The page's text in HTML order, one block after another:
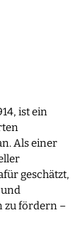
ist ein
Als einer
geschätzt,
zu fördern –